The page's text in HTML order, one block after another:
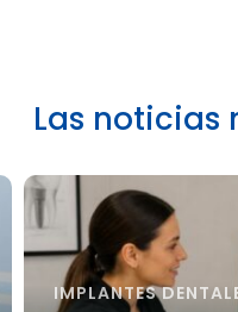
Las noticias
IMPLANTES